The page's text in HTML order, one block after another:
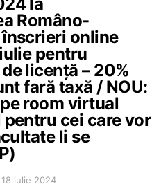
Româno-
online
pentru
licență – 20%
fară taxă / NOU:
room virtual
cei care vor
li se
18 iulie 2024